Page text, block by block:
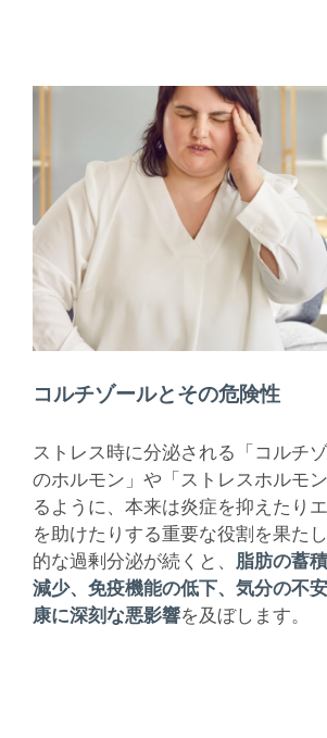
コルチゾールとその危険性
ストレス時に分泌される「コルチ
のホルモン」や「ストレスホルモ
るように、本来は炎症を抑えたり
を助けたりする重要な役割を果た
的な過剰分泌が続くと、 脂肪の蓄
減少、免疫機能の低下、気分の不
康に深刻な悪影響を及ぼします。